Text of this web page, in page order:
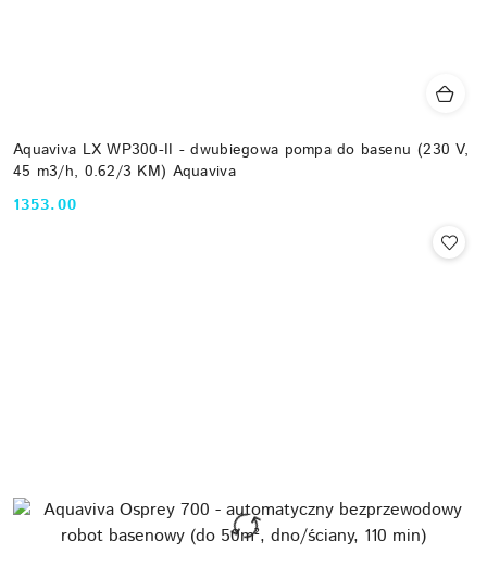
Aquaviva LX WP300-II - dwubiegowa pompa do basenu (230 V,
45 m3/h, 0.62/3 KM) Aquaviva
Cena:
1353.00